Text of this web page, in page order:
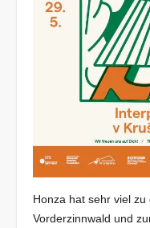
Honza hat sehr viel
Vorderzinnwald und